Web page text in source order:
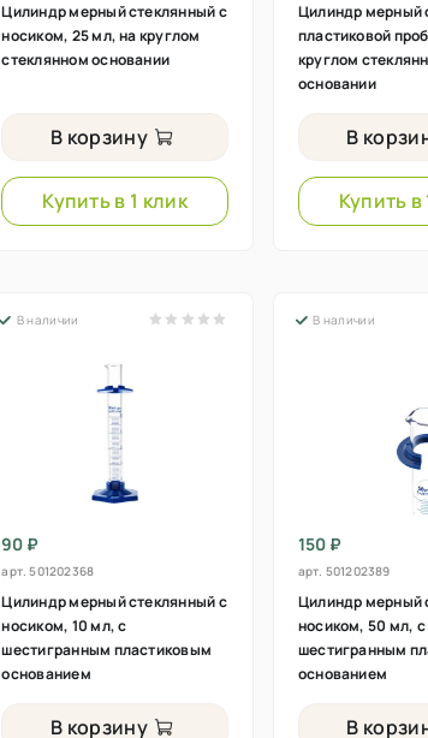
Цилиндр мерный стеклянный с
носиком, 25 мл, на круглом
стеклянном основании
В корзину
Купить в 1 клик
Цилиндр мерный
пластиковой
круглом
основании
В
Купить в
В наличии
90 ₽
арт.501202368
Цилиндр мерный стеклянный с
носиком, 10 мл, с
шестигранным пластиковым
основанием
В корзину
В наличии
150 ₽
арт. 501202389
Цилиндр мерный
носиком, 50 мл, с
шестигранным
основанием
В